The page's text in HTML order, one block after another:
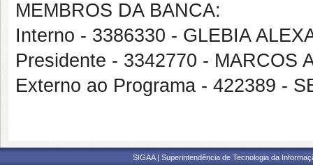
MEMBROS DA BANCA:
Interno - 3386330 - GLEBIA
Presidente - 3342770 - MARCOS
Externo ao Programa - 422389 -
SIGAA | Superintendência de Tecnologia da